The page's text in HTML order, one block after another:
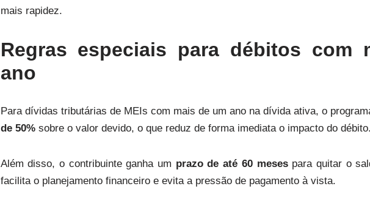
mais rapidez.
Regras especiais para débitos com
ano
Para dívidas tributárias de MEIs com mais de um ano na dívida ativa, o
de 50%sobre o valor devido, o que reduz de forma imediata o impacto do débito.
Além disso, o contribuinte ganha um prazo de até 60 mesespara quitar o
facilita o planejamento financeiro e evita a pressão de pagamento à vista.